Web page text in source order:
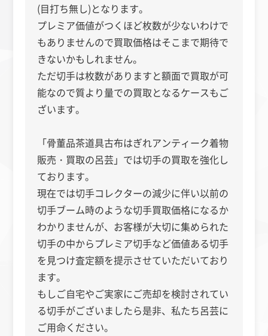
(目打ち無し)となります。
プレミア価値がつくほど枚数が少ないわけで
もありませんので買取価格はそこまで期待で
きないかもしれません。
ただ切手は枚数がありますと額面で買取が可
能なので質より量での買取となるケースもご
ざいます。
「骨董品茶道具古布はぎれアンティーク着物
販売・買取の呂芸」では切手の買取を強化し
ております。
現在では切手コレクターの減少に伴い以前の
切手ブーム時のような切手買取価格になるか
わかりませんが、お客様が大切に集められた
切手の中からプレミア切手など価値ある切手
を見つけ査定額を提示させていただいており
ます。
もしご自宅やご実家にご売却を検討されてい
る切手がございましたら是非、私たち呂芸に
ご用命ください。